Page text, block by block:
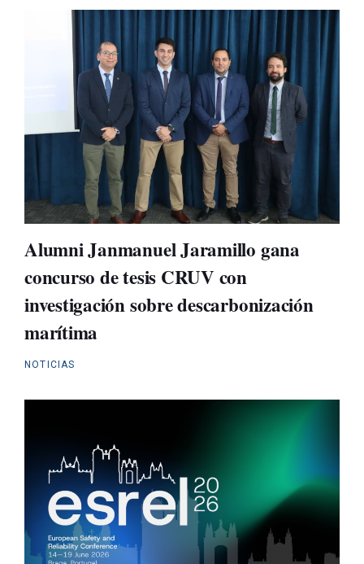
Alumni Janmanuel Jaramillo gana
concurso de tesis CRUV con
investigación sobre descarbonización
marítima
NOTICIAS